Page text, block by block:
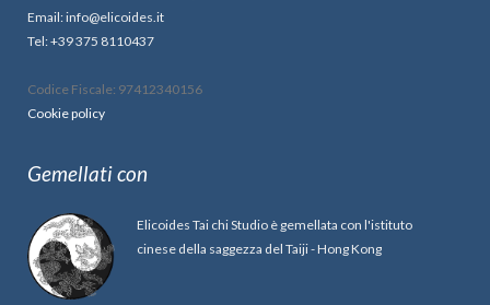
Email: info@elicoides.it
Tel: +39 375 8110437
Codice Fiscale: 97412340156
Cookie policy
Gemellati con
Elicoides Tai chi Studio è gemellata con l'istituto
cinese della saggezza del Taiji - Hong Kong